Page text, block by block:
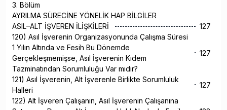
3. Bölüm
AYRILMA SÜRECİNE YÖNELİK HAP BİLGİLER
ASIL–ALT İŞVEREN İLİŞKİLERİ
127
120) Asıl İşverenin Organizasyonunda Çalışma Süresi
1 Yılın Altında ve Fesih Bu Dönemde
Gerçekleşmemişse, Asıl İşverenin Kıdem
Tazminatından Sorumluluğu Var mıdır?
127
121) Asıl İşverenin, Alt İşverenle Birlikte Sorumluluk
Halleri
127
122) Alt İşveren Çalışanın, Asıl İşverenin Çalışanına